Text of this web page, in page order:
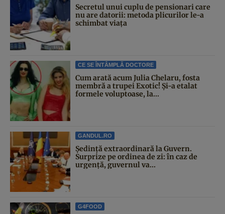
Secretul unui cuplu de pensionari care
nu are datorii: metoda plicurilor le-a
schimbat viața
CE SE ÎNTÂMPLĂ DOCTORE
Cum arată acum Julia Chelaru, fosta
membră a trupei Exotic! Și-a etalat
formele voluptoase, la...
GANDUL.RO
Şedinţă extraordinară la Guvern.
Surprize pe ordinea de zi: în caz de
urgență, guvernul va...
G4FOOD